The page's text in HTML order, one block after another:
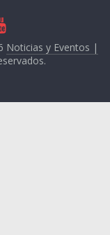
Noticias y Eventos |